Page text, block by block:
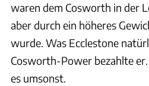
waren dem Cosworth in der
aber durch ein höheres
wurde. Was Ecclestone
Cosworth-Power bezahlte
es umsonst.